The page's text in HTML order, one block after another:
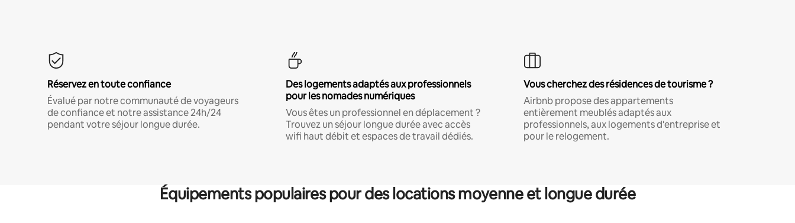
Réservez en toute confiance
Évalué par notre communauté de voyageurs
de confiance et notre assistance 24h/24
pendant votre séjour longue durée.
Des logements adaptés aux professionnels
pour les nomades numériques
Vous êtes un professionnel en déplacement ?
Trouvez un séjour longue durée avec accès
wifi haut débit et espaces de travail dédiés.
Vous cherchez des résidences de tourisme ?
Airbnb propose des appartements
entièrement meublés adaptés aux
professionnels, aux logements d'entreprise et
pour le relogement.
Équipements populaires pour des locations moyenne et longue durée